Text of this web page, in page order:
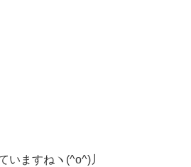
いますねヽ(^o^)丿